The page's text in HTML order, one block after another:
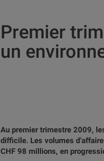
Premier
un
Au premier trimestre 2009,
difficile. Les volumes
CHF 98 millions, en